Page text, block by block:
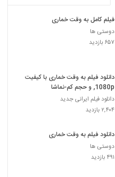
فیلم کامل به وقت خماری
دوستی ها
۶۵۷ بازدید
دانلود فیلم به وقت خماری با کیفیت
1080p, و حجم کم-نماشا
دانلود فیلم ایرانی جدید
۲,۴۰۴ بازدید
دانلود فیلم به وقت خماری
دوستی ها
۴۹۱ بازدید